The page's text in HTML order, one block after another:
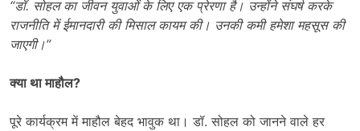
“डॉ. सोहल का जीवन युवाओं के लिए एक प्रेरणा है। उन्होंने संघर्ष करके
राजनीति में ईमानदारी की मिसाल कायम की। उनकी कमी हमेशा महसूस की
जाएगी।”
क्या था माहौल?
पूरे कार्यक्रम में माहौल बेहद भावुक था। डॉ. सोहल को जानने वाले हर